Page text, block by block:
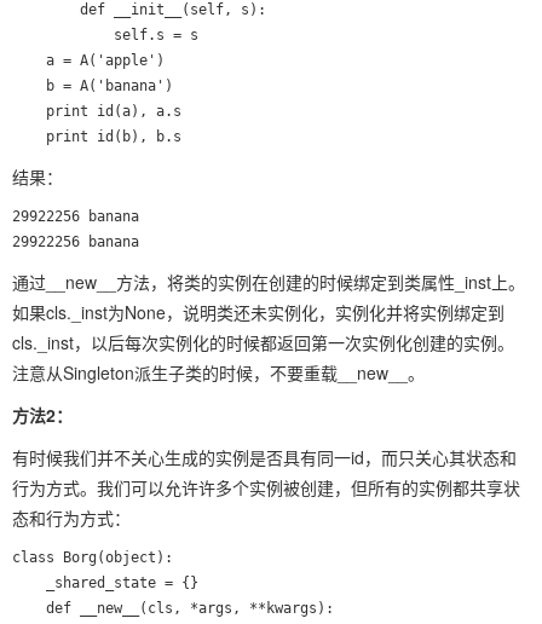
        def __init__(self, s):
            self.s = s
    a = A('apple')
    b = A('banana')
    print id(a), a.s
    print id(b), b.s
结果：
29922256 banana
通过__new__方法，将类的实例在创建的时候绑定到类属性_inst上。
如果cls._inst为None，说明类还未实例化，实例化并将实例绑定到
cls._inst，以后每次实例化的时候都返回第一次实例化创建的实例。
注意从Singleton派生子类的时候，不要重载__new__。
方法2：
有时候我们并不关心生成的实例是否具有同一id，而只关心其状态和
行为方式。我们可以允许许多个实例被创建，但所有的实例都共享状
态和行为方式：
class Borg(object):
    _shared_state = {}
    def __new__(cls, *args, **kwargs):